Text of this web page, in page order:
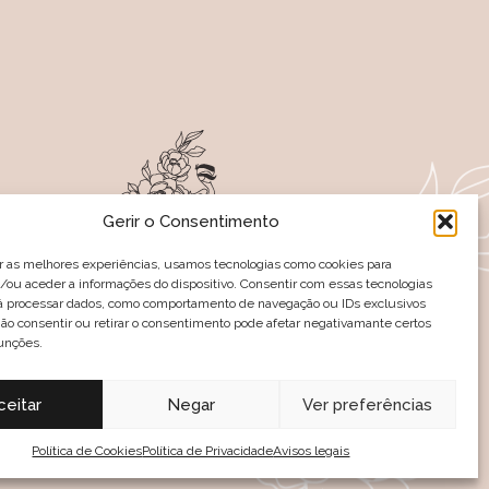
Gerir o Consentimento
as melhores experiências, usamos tecnologias como cookies para
aceder a informações do dispositivo. Consentir com essas tecnologias
processar dados, como comportamento de navegação ou IDs exclusivos
consentir ou retirar o consentimento pode afetar negativamante certos
Negar Ver preferências
Política de CookiesPolítica de PrivacidadeAvisos legais
NAS REDES SOCIAIS
Política de troca e devolução